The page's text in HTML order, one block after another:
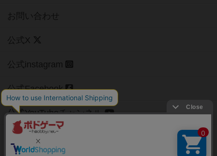
お問い合わせ
公式X
公式instagram
公式Facebook
公式YouTubeチャンネル